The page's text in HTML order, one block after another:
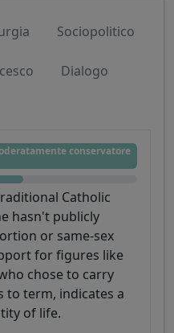
Sociopolitico
Dialogo
conservatore
Catholic
hasn't publicly
or same-sex
for figures like
chose to carry
to term, indicates a
of life.